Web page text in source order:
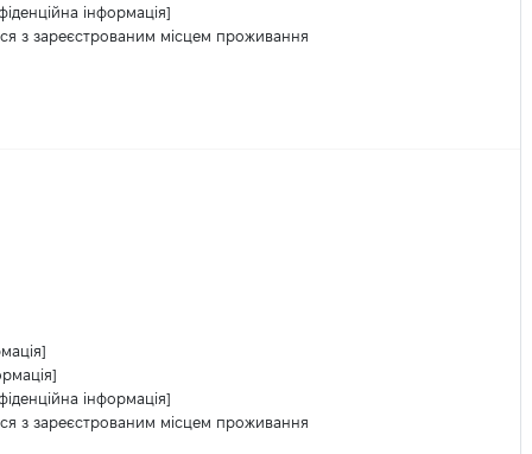
інформація]
з зареєстрованим місцем проживання
інформація]
з зареєстрованим місцем проживання